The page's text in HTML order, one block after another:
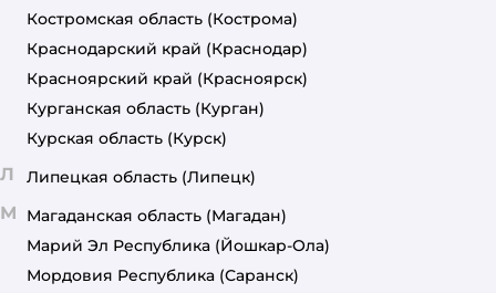
Костромская область (Кострома)
Краснодарский край (Краснодар)
Красноярский край (Красноярск)
Курганская область (Курган)
Курская область (Курск)
Л Липецкая область (Липецк)
М Магаданская область (Магадан)
Марий Эл Республика (Йошкар-Ола)
Мордовия Республика (Саранск)